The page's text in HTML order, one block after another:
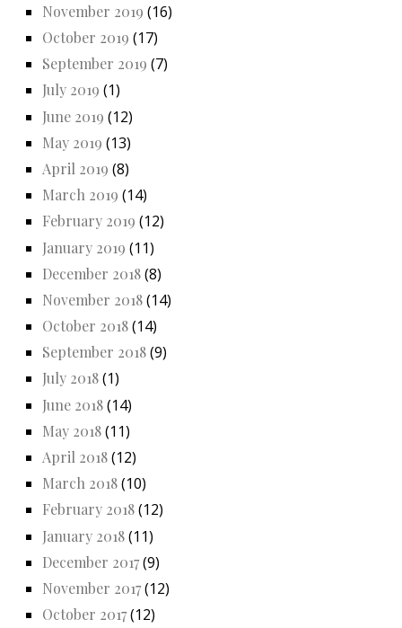
November 2019 (16)
October 2019 (17)
September 2019 (7)
July 2019 (1)
June 2019 (12)
May 2019 (13)
April 2019 (8)
March 2019 (14)
February 2019 (12)
January 2019 (11)
December 2018(8)
November 2018(14)
October 2018(14)
September 2018(9)
July 2018(1)
June 2018(14)
May 2018(11)
April 2018(12)
March 2018(10)
February 2018(12)
January 2018(11)
December 2017(9)
November 2017(12)
October 2017(12)